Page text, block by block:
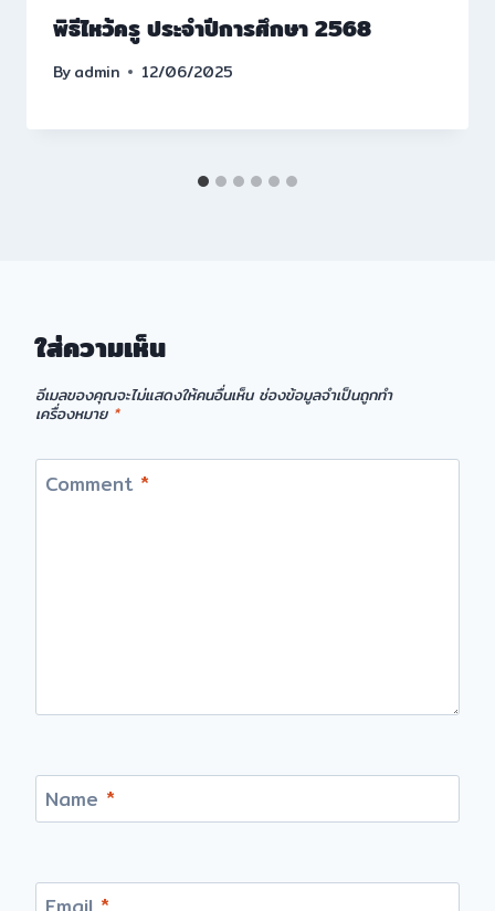
พิธีไหว้ครู ประจำปีการศึกษา 2568
Byadmin 12/06/2025
ใส่ความเห็น
อีเมลของคุณจะไม่แสดงให้คนอื่นเห็น ช่องข้อมูลจำเป็นถูกทำ
เครื่องหมาย *
Comment *
Name *